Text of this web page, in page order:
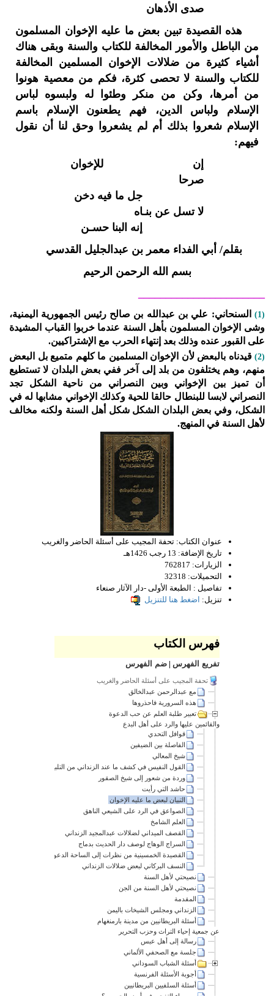
صدى الأذهان
هذه القصيدة تبين بعض ما عليه الإخوان المسلمون
من الباطل والأمور المخالفة للكتاب والسنة وبقى هناك
أشياء كثيرة من ضلالات الإخوان المسلمين المخالفة
للكتاب والسنة لا تحصى كثرة، فكم من معصية هونوا
من أمرها، وكن من منكر وطئوا له ولبسوه لباس
الإسلام ولباس الدين، فهم يطعنون الإسلام باسم
الإسلام شعروا بذلك أم لم يشعروا وحق لنا أن نقول
فيهم:
إن للإخوان
صرحا
جل ما فيه دخن
لا تسل عن بنـاه
إنه البنا حسـن
بقلم/ أبي الفداء معمر بن عبدالجليل القدسي
بسم الله الرحمن الرحيم
(1)
السنحاني: علي بن عبدالله بن صالح رئيس الجمهورية اليمنية،
وشى الإخوان المسلمون بأهل السنة عندما خربوا القباب المشيدة
على القبور عنده وذلك بعد إنتهاء الحرب مع الإشتراكيين.
(2)
قيدناه بالبعض لأن الإخوان المسلمين ما كلهم متميع بل البعض
منهم، وهم يختلفون من بلد إلى آخر ففي بعض البلدان لا تستطيع
أن تميز بين الإخواني وبين النصراني من ناحية الشكل تجد
النصراني لابسا للبنطال حالقا للحية وكذلك الإخواني مشابها له في
الشكل، وفي بعض البلدان الشكل شكل أهل السنة ولكنه مخالف
لأهل السنة في المنهج.
عنوان الكتاب: تحفة المجيب على أسئلة الحاضر والغريب
تاريخ الإضافة: 13 رجب 1426هـ
الزيارات: 762817
التحميلات: 32318
تفاصيل : الطبعة الأولى -دار الآثار صنعاء
تنزيل: اضغط هنا للتنزيل
فهرس الكتاب
تفريع الفهرس | ضم الفهرس
تحفة المجيب على أسئلة الحاضر والغريب
مع عبدالرحمن عبدالخالق
هذه السرورية فاحذروها
تعبير طلبة العلم عن حب الدعوة
والقائمين عليها والرد على أهل البدع
قوافل التحدي
الفاصلة بين الضيفين
شيخ المعالي
القول النفيس في كشف ما عند الزنداني من التلبيس
وردة من شعور إلى شيخ الصقور
حاشد التي رأيت
التبيان لبعض ما عليه الإخوان
الصواعق في الرد على الشيعي الناهق
العلم الشامخ
القصف الميداني لضلالات عبدالمجيد الزنداني
السراج الوهاج لوصف دار الحديث بدماج
القصيدة الخمسينية من نظرات إلى الساحة الدعوية
النسف البركاني لبعض ضلالات الزنداني
نصيحتي لأهل السنة
نصيحتي لأهل السنة من الجن
المقدمة
الزنداني ومجلس الشيخات باليمن
أسئلة البريطانيين من مدينة بارمنغهام
عن جمعية إحياء التراث وحزب التحرير
رسالة إلى أهل عبس
جلسة مع الصحفي الألماني
أسئلة الشباب السوداني
أجوبة الأسئلة الفرنسية
أسئلة السلفيين البريطانيين